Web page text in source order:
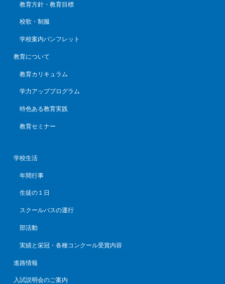
教育方針・教育目標
校歌・制服
学校案内パンフレット
教育について
教育カリキュラム
学力アッププログラム
特色ある教育実践
教育セミナー
学校生活
年間行事
生徒の１日
スクールバスの運行
部活動
実績と栄冠・各種コンクール受賞内容
進路情報
入試説明会のご案内